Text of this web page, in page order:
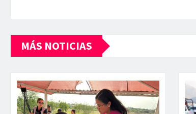
MÁS NOTICIAS